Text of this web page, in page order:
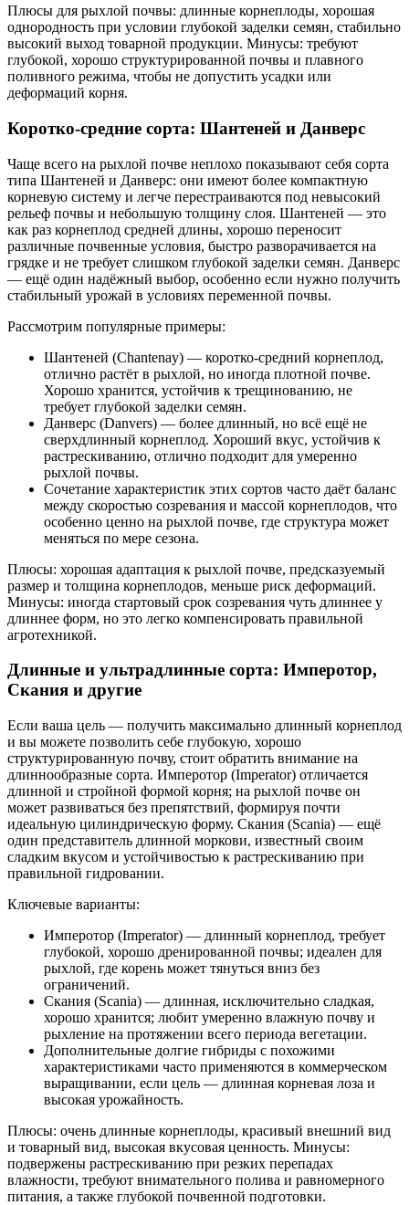
Плюсы для рыхлой почвы: длинные корнеплоды, хорошая
однородность при условии глубокой заделки семян, стабильно
высокий выход товарной продукции. Минусы: требуют
глубокой, хорошо структурированной почвы и плавного
поливного режима, чтобы не допустить усадки или
деформаций корня.
Коротко-средние сорта: Шантеней и Данверс
Чаще всего на рыхлой почве неплохо показывают себя сорта
типа Шантеней и Данверс: они имеют более компактную
корневую систему и легче перестраиваются под невысокий
рельеф почвы и небольшую толщину слоя. Шантеней — это
как раз корнеплод средней длины, хорошо переносит
различные почвенные условия, быстро разворачивается на
грядке и не требует слишком глубокой заделки семян. Данверс
— ещё один надёжный выбор, особенно если нужно получить
стабильный урожай в условиях переменной почвы.
Рассмотрим популярные примеры:
Шантеней (Chantenay) — коротко-средний корнеплод,
отлично растёт в рыхлой, но иногда плотной почве.
Хорошо хранится, устойчив к трещинованию, не
требует глубокой заделки семян.
Данверс (Danvers) — более длинный, но всё ещё не
сверхдлинный корнеплод. Хороший вкус, устойчив к
растрескиванию, отлично подходит для умеренно
рыхлой почвы.
Сочетание характеристик этих сортов часто даёт баланс
между скоростью созревания и массой корнеплодов, что
особенно ценно на рыхлой почве, где структура может
меняться по мере сезона.
Плюсы: хорошая адаптация к рыхлой почве, предсказуемый
размер и толщина корнеплодов, меньше риск деформаций.
Минусы: иногда стартовый срок созревания чуть длиннее у
длиннее форм, но это легко компенсировать правильной
агротехникой.
Длинные и ультрадлинные сорта: Имперотор,
Скания и другие
Если ваша цель — получить максимально длинный корнеплод
и вы можете позволить себе глубокую, хорошо
структурированную почву, стоит обратить внимание на
длиннообразные сорта. Имперотор (Imperator) отличается
длинной и стройной формой корня; на рыхлой почве он
может развиваться без препятствий, формируя почти
идеальную цилиндрическую форму. Скания (Scania) — ещё
один представитель длинной моркови, известный своим
сладким вкусом и устойчивостью к растрескиванию при
правильной гидровании.
Ключевые варианты:
Имперотор (Imperator) — длинный корнеплод, требует
глубокой, хорошо дренированной почвы; идеален для
рыхлой, где корень может тянуться вниз без
ограничений.
Скания (Scania) — длинная, исключительно сладкая,
хорошо хранится; любит умеренно влажную почву и
рыхление на протяжении всего периода вегетации.
Дополнительные долгие гибриды с похожими
характеристиками часто применяются в коммерческом
выращивании, если цель — длинная корневая лоза и
высокая урожайность.
Плюсы: очень длинные корнеплоды, красивый внешний вид
и товарный вид, высокая вкусовая ценность. Минусы:
подвержены растрескиванию при резких перепадах
влажности, требуют внимательного полива и равномерного
питания, а также глубокой почвенной подготовки.